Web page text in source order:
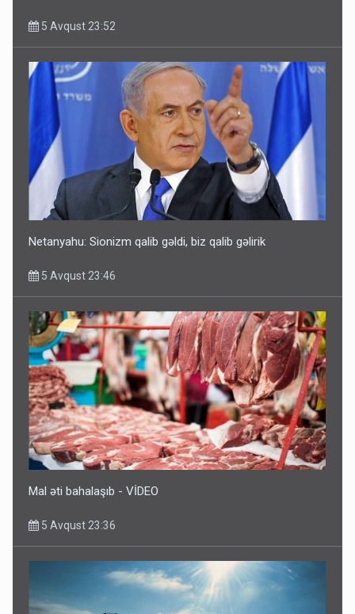
5 Avqust 23:52
Netanyahu: Sionizm qalib gəldi, biz qalib gəlirik
5 Avqust 23:46
Mal əti bahalaşıb - VİDEO
5 Avqust 23:36